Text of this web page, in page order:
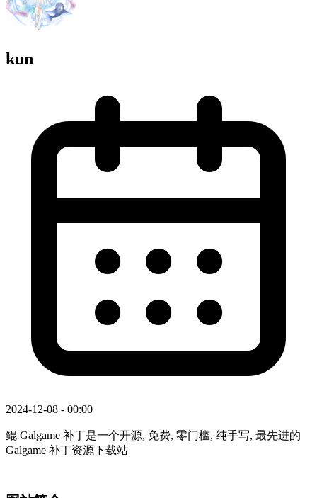
kun
2024-12-08 - 00:00
鲲 Galgame 补丁是一个开源, 免费, 零门槛, 纯手写, 最先进的
Galgame 补丁资源下载站